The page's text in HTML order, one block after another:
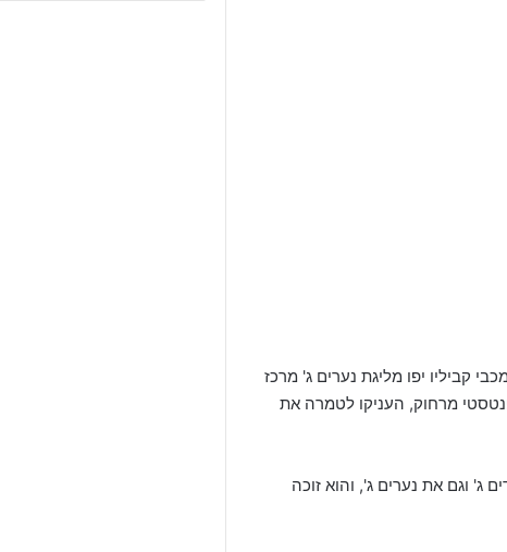
מהמחלקה שחגגה בגדול היא קבוצת נערים ג', שהדהימה 1-2 את מכבי קביליו יפו מליגת נערים ג' מרכז
מרחוק, העניקו לטמרה את
ג' וגם את נערים ג', והוא זוכה